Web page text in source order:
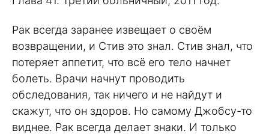
Рак всегда заранее извещает о своём
возвращении, и Стив это знал. Стив знал, что
потеряет аппетит, что всё его тело начнет
болеть. Врачи начнут проводить
обследования, так ничего и не найдут и
скажут, что он здоров. Но самому Джобсу-то
виднее. Рак всегда делает знаки. И только